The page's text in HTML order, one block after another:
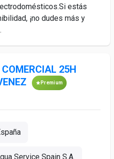
estás
¡no dudes más y
25H
Premium
Service Spain S.A.